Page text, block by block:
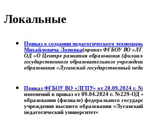
Локальные
Приказ о создании педагогического
Михайловича Лоповка(приказ ФГБОУ ВО
ОД «О Центре развития образования
государственного образовательного
образования «Луганский государственный
Приказ ФГБОУ ВО «ЛГПУ» от 20.09.2024 г.
изменений в приказ от 09.04.2024 г. №229-ОД
образования (филиале) федерального
учреждения высшего образования
педагогический университет»